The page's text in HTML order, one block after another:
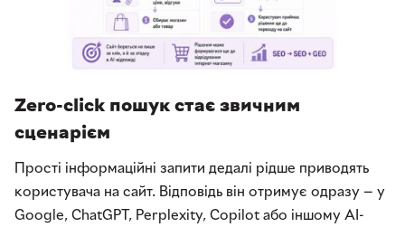
Zero-click пошук стає звичним
сценарієм
Прості інформаційні запити дедалі рідше приводять
користувача на сайт. Відповідь він отримує одразу — у
Google, ChatGPT, Perplexity, Copilot або іншому AI-